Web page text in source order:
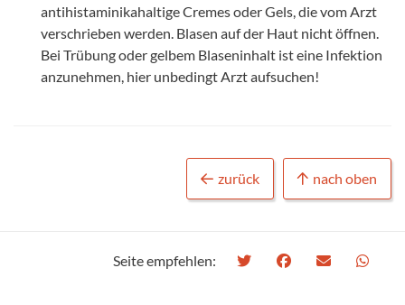
antihistaminikahaltige Cremes oder Gels, die vom Arzt
verschrieben werden. Blasen auf der Haut nicht öffnen.
Bei Trübung oder gelbem Blaseninhalt ist eine Infektion
anzunehmen, hier unbedingt Arzt aufsuchen!
zurück nach oben
Seite empfehlen: